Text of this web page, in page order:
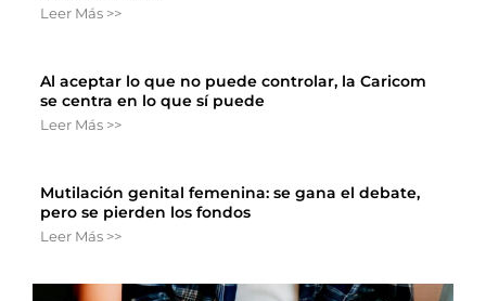
Leer Más >>
Al aceptar lo que no puede controlar, la Caricom
se centra en lo que sí puede
Leer Más >>
Mutilación genital femenina: se gana el debate,
pero se pierden los fondos
Leer Más >>